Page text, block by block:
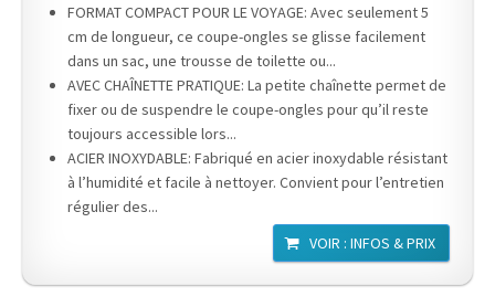
FORMAT COMPACT POUR LE VOYAGE: Avec seulement 5
cm de longueur, ce coupe-ongles se glisse facilement
dans un sac, une trousse de toilette ou...
AVEC CHAÎNETTE PRATIQUE: La petite chaînette permet de
fixer ou de suspendre le coupe-ongles pour qu’il reste
toujours accessible lors...
ACIER INOXYDABLE: Fabriqué en acier inoxydable résistant
à l’humidité et facile à nettoyer. Convient pour l’entretien
régulier des...
VOIR : INFOS & PRIX